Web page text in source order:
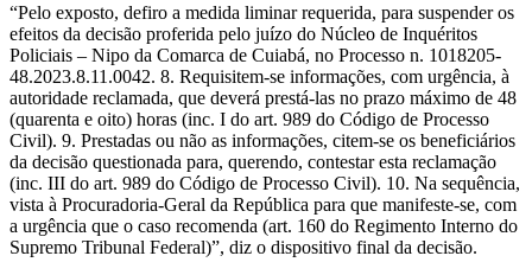
“Pelo exposto, defiro a medida liminar requerida, para suspender os
efeitos da decisão proferida pelo juízo do Núcleo de Inquéritos
Policiais – Nipo da Comarca de Cuiabá, no Processo n. 1018205-
48.2023.8.11.0042. 8. Requisitem-se informações, com urgência, à
autoridade reclamada, que deverá prestá-las no prazo máximo de 48
(quarenta e oito) horas (inc. I do art. 989 do Código de Processo
Civil). 9. Prestadas ou não as informações, citem-se os beneficiários
da decisão questionada para, querendo, contestar esta reclamação
(inc. III do art. 989 do Código de Processo Civil). 10. Na sequência,
vista à Procuradoria-Geral da República para que manifeste-se, com
a urgência que o caso recomenda (art. 160 do Regimento Interno do
Supremo Tribunal Federal)”, diz o dispositivo final da decisão.